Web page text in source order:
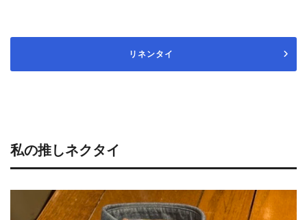
リネンタイ
私の推しネクタイ